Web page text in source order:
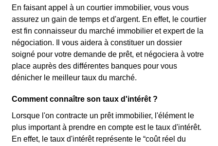
En faisant appel à un courtier immobilier, vous vous
assurez un gain de temps et d'argent. En effet, le courtier
est fin connaisseur du marché immobilier et expert de la
négociation. Il vous aidera à constituer un dossier
soigné pour votre demande de prêt, et négociera à votre
place auprès des différentes banques pour vous
dénicher le meilleur taux du marché.
Comment connaître son taux d'intérêt ?
Lorsque l'on contracte un prêt immobilier, l'élément le
plus important à prendre en compte est le taux d'intérêt.
En effet, le taux d'intérêt représente le “coût réel du